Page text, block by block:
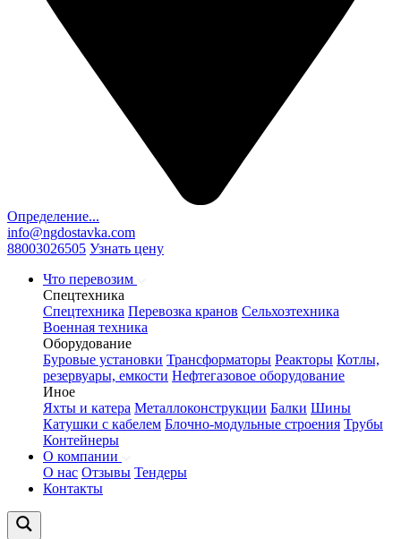
Определение...
info@ngdostavka.com
88003026505 Узнать цену
Что перевозим
Спецтехника
Спецтехника Перевозка кранов Сельхозтехника
Военная техника
Оборудование
Буровые установки Трансформаторы Реакторы Котлы,
резервуары, емкости Нефтегазовое оборудование
Иное
Яхты и катера Металлоконструкции Балки Шины
Катушки с кабелем Блочно-модульные строения Трубы
Контейнеры
О компании
О нас Отзывы Тендеры
Контакты